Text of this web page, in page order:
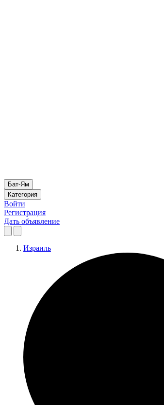
Бат-Ям
Категория
Войти
Регистрация
Дать объявление
Израиль